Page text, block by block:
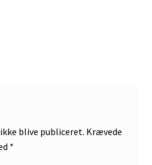
blive publiceret. Krævede
*